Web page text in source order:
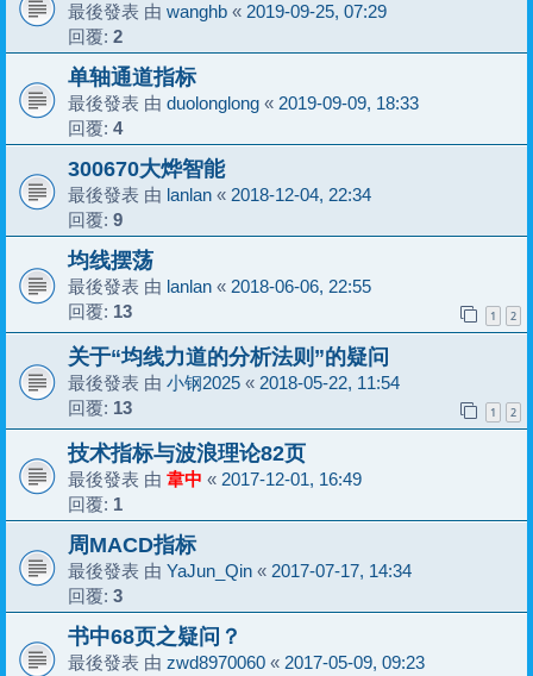
最後發表 由 wanghb « 2019-09-25, 07:29
回覆: 2
单轴通道指标
最後發表 由 duolonglong « 2019-09-09, 18:33
回覆: 4
300670大烨智能
最後發表 由 lanlan « 2018-12-04, 22:34
回覆: 9
均线摆荡
最後發表 由 lanlan « 2018-06-06, 22:55
回覆: 13 1 2
关于“均线力道的分析法则”的疑问
最後發表 由 小钢2025 « 2018-05-22, 11:54
回覆: 13 1 2
技术指标与波浪理论82页
最後發表 由 韋中 « 2017-12-01, 16:49
回覆: 1
周MACD指标
最後發表 由 YaJun_Qin « 2017-07-17, 14:34
回覆: 3
书中68页之疑问？
最後發表 由 zwd8970060 « 2017-05-09, 09:23